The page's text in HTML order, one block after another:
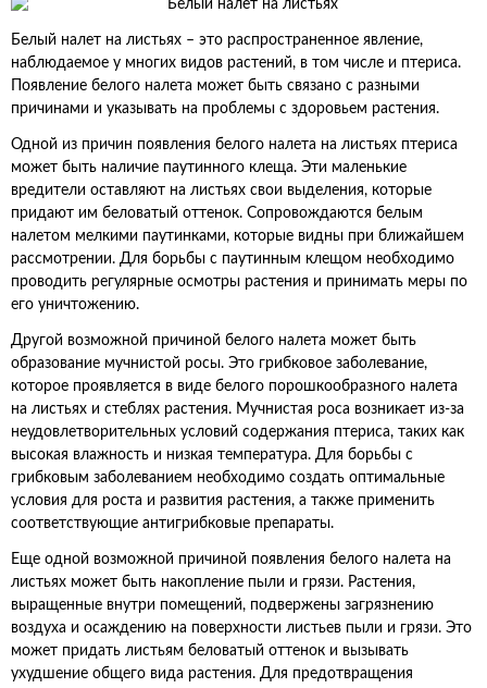
Белый налет на листьях – это распространенное явление,
наблюдаемое у многих видов растений, в том числе и птериса.
Появление белого налета может быть связано с разными
причинами и указывать на проблемы с здоровьем растения.
Одной из причин появления белого налета на листьях птериса
может быть наличие паутинного клеща. Эти маленькие
вредители оставляют на листьях свои выделения, которые
придают им беловатый оттенок. Сопровождаются белым
налетом мелкими паутинками, которые видны при ближайшем
рассмотрении. Для борьбы с паутинным клещом необходимо
проводить регулярные осмотры растения и принимать меры по
его уничтожению.
Другой возможной причиной белого налета может быть
образование мучнистой росы. Это грибковое заболевание,
которое проявляется в виде белого порошкообразного налета
на листьях и стеблях растения. Мучнистая роса возникает из-за
неудовлетворительных условий содержания птериса, таких как
высокая влажность и низкая температура. Для борьбы с
грибковым заболеванием необходимо создать оптимальные
условия для роста и развития растения, а также применить
соответствующие антигрибковые препараты.
Еще одной возможной причиной появления белого налета на
листьях может быть накопление пыли и грязи. Растения,
выращенные внутри помещений, подвержены загрязнению
воздуха и осаждению на поверхности листьев пыли и грязи. Это
может придать листьям беловатый оттенок и вызывать
ухудшение общего вида растения. Для предотвращения